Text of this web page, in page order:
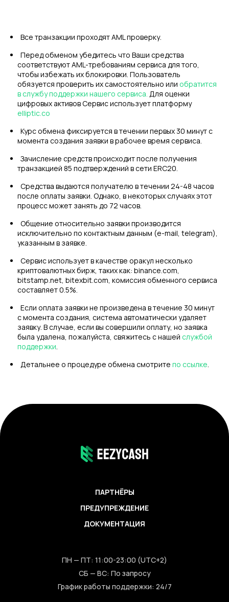
Все транзакции проходят AML проверку.
Перед обменом убедитесь что Ваши средства
соответствуют AML-требованиям сервиса для того,
чтобы избежать их блокировки. Пользователь
обязуется проверить их самостоятельно или обратится
в службу поддержки нашего сервиса. Для оценки
цифровых активов Сервис использует платформу
elliptic.co
Курс обмена фиксируется в течении первых 30 минут с
момента создания заявки в рабочее время сервиса.
Зачисление средств происходит после получения
транзакцией 85 подтверждений в сети ERC20.
Средства выдаются получателю в течении 24-48 часов
после оплаты заявки. Однако, в некоторых случаях этот
процесс может занять до 72 часов.
Общение относительно заявки производится
исключительно по контактным данным (e-mail, telegram),
указанным в заявке.
Сервис использует в качестве оракул несколько
криптовалютных бирж, таких как: binance.com,
bitstamp.net, bitexbit.com, комиссия обменного сервиса
составляет 0.5%.
Если оплата заявки не произведена в течение 30 минут
с момента создания, система автоматически удаляет
заявку. В случае, если вы совершили оплату, но заявка
была удалена, пожалуйста, свяжитесь с нашей службой
поддержки.
Детальнее о процедуре обмена смотрите по ссылке.
ПАРТНЁРЫ
ПРЕДУПРЕЖДЕНИЕ
ДОКУМЕНТАЦИЯ
ПН — ПТ: 11:00-23:00 (UTC+2)
СБ — ВС: По запросу
График работы поддержки: 24/7